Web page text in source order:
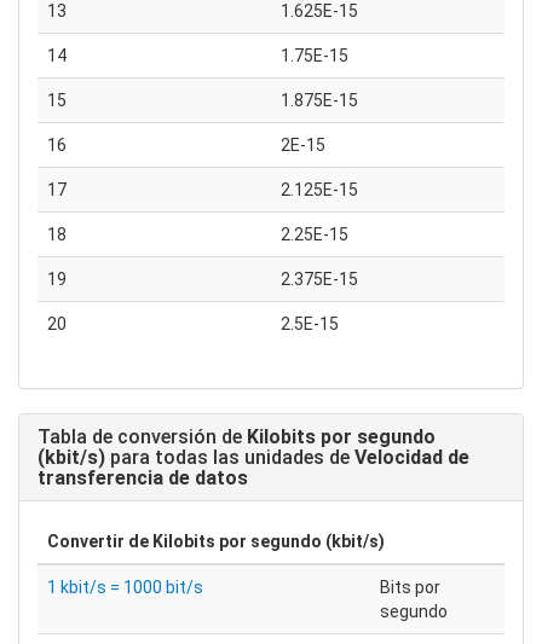
13 1.625E-15
14 1.75E-15
15 1.875E-15
16 2E-15
17 2.125E-15
18 2.25E-15
19 2.375E-15
20 2.5E-15
Tabla de conversión de Kilobits por segundo
(kbit/s) para todas las unidades de Velocidad de
transferencia de datos
Convertir de Kilobits por segundo (kbit/s)
1 kbit/s = 1000 bit/s
Bits por
segundo